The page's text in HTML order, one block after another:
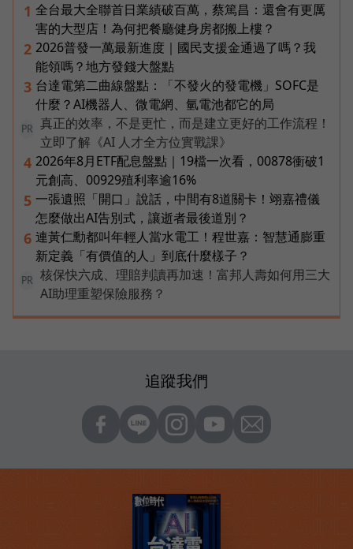
1 全台最大全聯首日業績破百萬，蔡篤昌：還會有更厲
害的大型店！為何把餐廳健身房都搬上樓？
2 2026普發一萬最新進度｜國民支援金通過了嗎？我
能領嗎？地方發錢大盤點
3 台達電第二曲線盤點：「不發火的發電機」SOFC是
什麼？AI機器人、微電網、氫電池都它的局
PR
真正的效率，不是更忙，而是建立更好的工作流程！
立即了解《AI 人才全方位實戰課》
4 2026年8月ETF配息盤點｜19檔一次看，00878衝破1
元創高、00929殖利率逾16%
5 一張遺照「開口」說話，中間有8道關卡！翊嘉禮儀
怎麼做出AI告別式，讓逝者最後道別？
6 連黃仁勳都叫年輕人當水電工！程世嘉：智慧通膨重
新定義「有價值的人」到底什麼樣子？
PR
核保快六成、理賠判讀再加速！富邦人壽如何用三大
AI助理重塑保險服務？
追蹤我們